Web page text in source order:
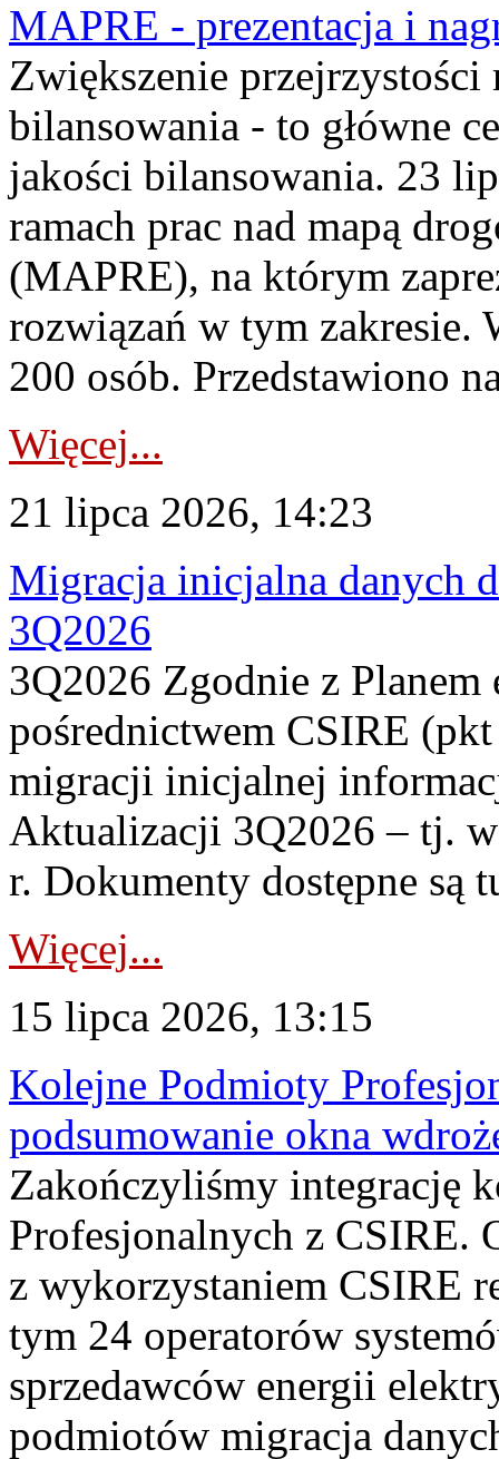
MAPRE - prezentacja i
Zwiększenie
bilansowania - to główne
jakości bilansowania. 23
ramach prac nad mapą
(MAPRE), na którym
rozwiązań w tym zakresie.
200 osób. Przedstawiono
Więcej...
21 lipca 2026, 14:23
Migracja inicjalna danych
3Q2026
3Q2026 Zgodnie z
pośrednictwem CSIRE
migracji inicjalnej
Aktualizacji 3Q2026 – tj.
r. Dokumenty dostępne są
Więcej...
15 lipca 2026, 13:15
Kolejne Podmioty
podsumowanie okna
Zakończyliśmy integrację
Profesjonalnych z CSIRE.
z wykorzystaniem CSIRE
tym 24 operatorów
sprzedawców energii
podmiotów migracja